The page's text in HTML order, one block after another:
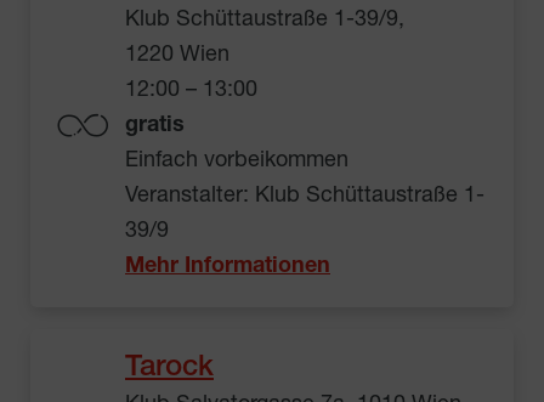
Klub Schüttaustraße 1-39/9,
1220 Wien
12:00 – 13:00
gratis
Einfach vorbeikommen
Veranstalter: Klub Schüttaustraße 1-
39/9
Mehr Informationen
Tarock